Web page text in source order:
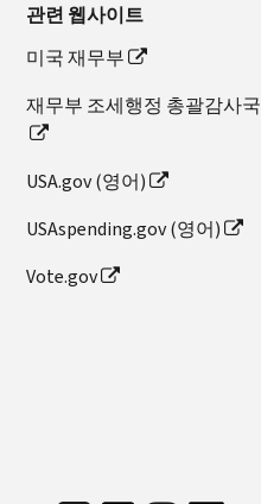
관련 웹사이트
미국 재무부
재무부 조세행정 총괄감사국
USA.gov (영어)
USAspending.gov (영어)
Vote.gov